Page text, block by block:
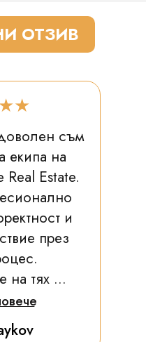
ОТЗИВ
съм
екипа на
Estate.
и
през
на тях ...